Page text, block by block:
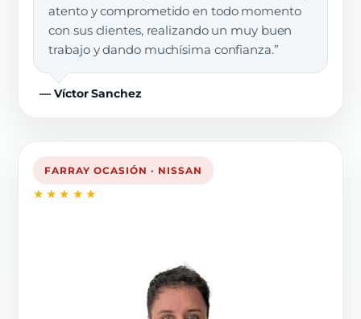
atento y comprometido en todo momento
con sus clientes, realizando un muy buen
trabajo y dando muchísima confianza.”
— Víctor Sanchez
FARRAY OCASIÓN · NISSAN
★★★★★